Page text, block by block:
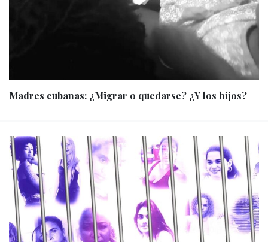
Madres cubanas: ¿Migrar o quedarse? ¿Y los hijos?